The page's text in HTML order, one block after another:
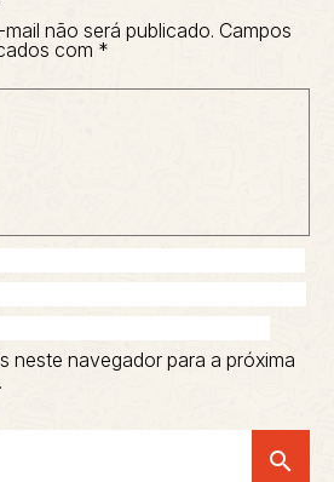
não será publicado. Campos
com *
neste navegador para a próxima
search